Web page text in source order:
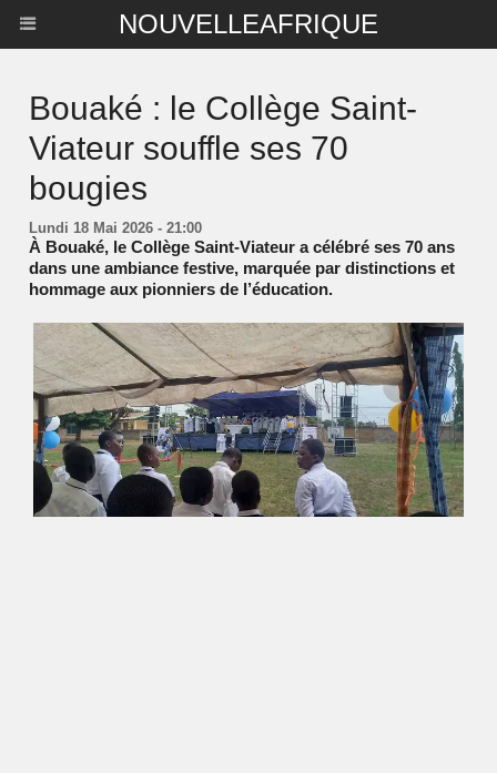
NOUVELLEAFRIQUE
Bouaké : le Collège Saint-
Viateur souffle ses 70
bougies
Lundi 18 Mai 2026 - 21:00
À Bouaké, le Collège Saint-Viateur a célébré ses 70 ans
dans une ambiance festive, marquée par distinctions et
hommage aux pionniers de l’éducation.